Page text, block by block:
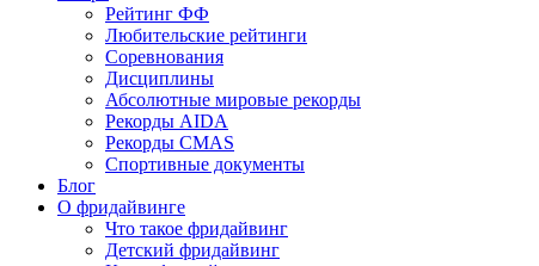
Рейтинг ФФ
Любительские рейтинги
Соревнования
Дисциплины
Абсолютные мировые рекорды
Рекорды AIDA
Рекорды CMAS
Спортивные документы
Блог
О фридайвинге
Что такое фридайвинг
Детский фридайвинг